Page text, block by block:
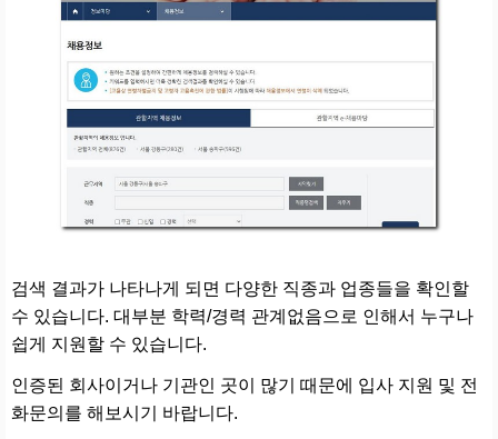
검색 결과가 나타나게 되면 다양한 직종과 업종들을 확인할
수 있습니다. 대부분 학력/경력 관계없음으로 인해서 누구나
쉽게 지원할 수 있습니다.
인증된 회사이거나 기관인 곳이 많기 때문에 입사 지원 및 전
화문의를 해보시기 바랍니다.